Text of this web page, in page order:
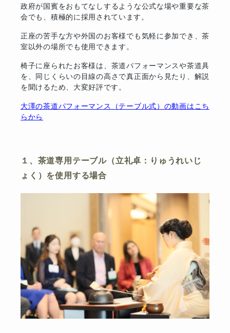
政府が国賓をおもてなしするような公式な場や重要な茶
会でも、積極的に採用されています。
正座の苦手な方や外国のお客様でも気軽に参加でき、茶
室以外の場所でも使用できます。
椅子に座られたお客様は、茶道パフォーマンスや茶道具
を、同じくらいの目線の高さで真正面から見たり、解説
を聞けるため、大変好評です。
大澤の茶道パフォーマンス（テーブル式）の動画はこち
らから
１、茶道専用テーブル（立礼卓：りゅうれいじ
ょく）を使用する場合